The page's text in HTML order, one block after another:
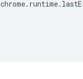
chrome. runtime.